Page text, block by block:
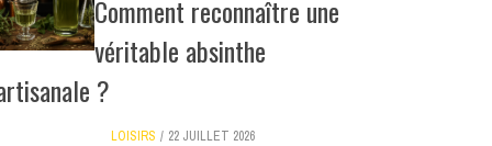
Comment reconnaître une
véritable absinthe
?
LOISIRS 22 JUILLET 2026